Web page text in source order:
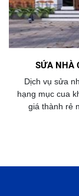
SỬA NHÀ
Dịch vụ sửa
hạng mục cua
giá thành rẻ